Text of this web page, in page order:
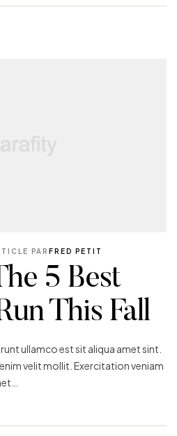
PAR FRED PETIT
5 Best
This Fall
ullamco est sit aliqua amet sint.
velit mollit. Exercitation veniam